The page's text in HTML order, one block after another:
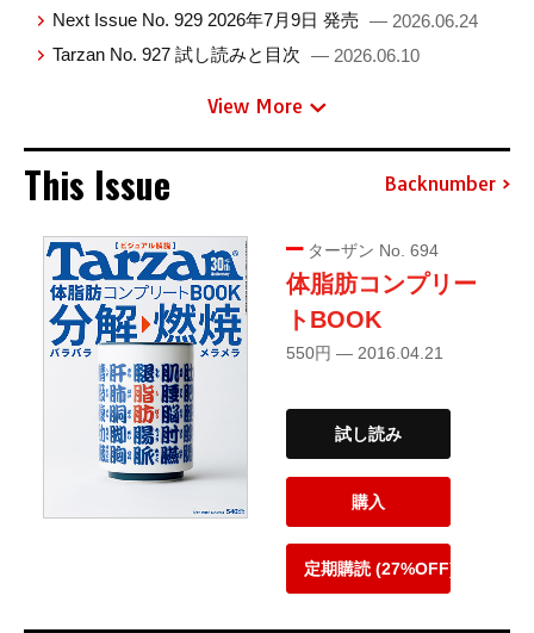
Next Issue No. 929 2026年7月9日 発売 — 2026.06.24
Tarzan No. 927 試し読みと目次 — 2026.06.10
View More
This Issue Backnumber
ターザン No. 694
体脂肪コンプリー
トBOOK
550円 — 2016.04.21
試し読み
購入
定期購読 (27%OFF)